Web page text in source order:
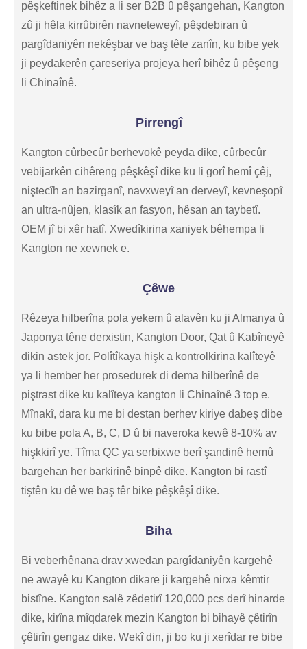
pêşkeftinek bihêz a li ser B2B û pêşangehan, Kangton
zû ji hêla kirrûbirên navneteweyî, pêşdebiran û
pargîdaniyên nekêşbar ve baş tête zanîn, ku bibe yek
ji peydakerên çareseriya projeya herî bihêz û pêşeng
li Chinaînê.
Pirrengî
Kangton cûrbecûr berhevokê peyda dike, cûrbecûr
vebijarkên cihêreng pêşkêşî dike ku li gorî hemî çêj,
niştecîh an bazirganî, navxweyî an derveyî, kevneşopî
an ultra-nûjen, klasîk an fasyon, hêsan an taybetî.
OEM jî bi xêr hatî. Xwedîkirina xaniyek bêhempa li
Kangton ne xewnek e.
Çêwe
Rêzeya hilberîna pola yekem û alavên ku ji Almanya û
Japonya têne derxistin, Kangton Door, Qat û Kabîneyê
dikin astek jor. Polîtîkaya hişk a kontrolkirina kalîteyê
ya li hember her prosedurek di dema hilberînê de
piştrast dike ku kalîteya kangton li Chinaînê 3 top e.
Mînakî, dara ku me bi destan berhev kiriye dabeş dibe
ku bibe pola A, B, C, D û bi naveroka kewê 8-10% av
hişkkirî ye. Tîma QC ya serbixwe berî şandinê hemû
bargehan her barkirinê binpê dike. Kangton bi rastî
tiştên ku dê we baş têr bike pêşkêşî dike.
Biha
Bi veberhênana drav xwedan pargîdaniyên kargehê
ne awayê ku Kangton dikare ji kargehê nirxa kêmtir
bistîne. Kangton salê zêdetirî 120,000 pcs derî hinarde
dike, kirîna mîqdarek mezin Kangton bi bihayê çêtirîn
çêtirîn gengaz dike. Wekî din, ji bo ku ji xerîdar re bibe